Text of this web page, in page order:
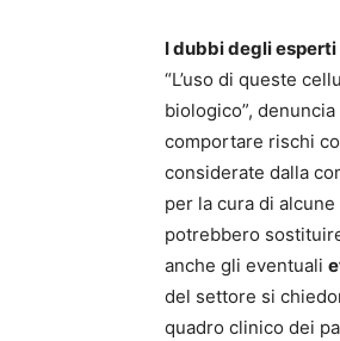
I dubbi degli esperti
“L’uso di queste
biologico”, denuncia
comportare rischi
considerate dalla
per la cura di
potrebbero
anche gli eventuali
del settore si
quadro clinico dei